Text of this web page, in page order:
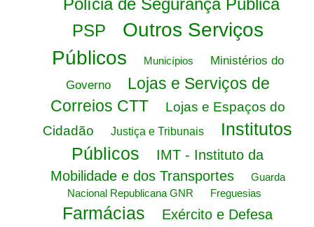
Polícia de Segurança Pública
PSP
Outros Serviços
Públicos
Municípios
Ministérios do
Governo
Lojas e Serviços de
Correios CTT
Lojas e Espaços do
Cidadão
Justiça e Tribunais
Institutos
Públicos
IMT - Instituto da
Mobilidade e dos Transportes
Guarda
Nacional Republicana GNR
Freguesias
Farmácias Exército e Defesa